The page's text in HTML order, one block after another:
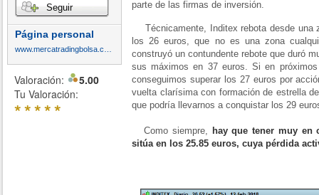
Seguir
Página personal
Valoración:
5.00
Tu Valoración:
*****
parte de las firmas de inversión.
Técnicamente, Inditex rebota desde una
los 26 euros, que no es una zona
construyó un contundente rebote que duró
sus máximos en 37 euros. Si en
conseguimos superar los 27 euros por
vuelta clarísima con formación de estrella
que podría llevarnos a conquistar los 29
Como siempre, hay que tener muy en
sitúa en los 25.85 euros, cuya pérdida